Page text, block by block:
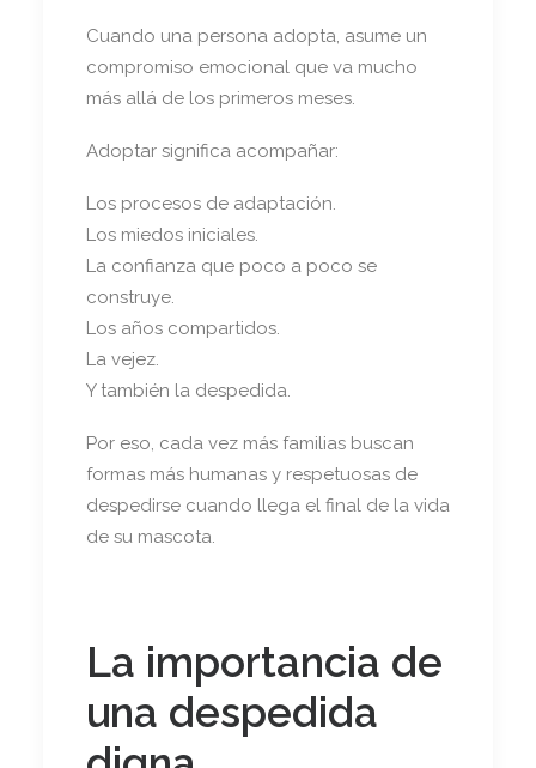
Cuando una persona adopta, asume un
compromiso emocional que va mucho
más allá de los primeros meses.
Adoptar significa acompañar:
Los procesos de adaptación.
Los miedos iniciales.
La confianza que poco a poco se
construye.
Los años compartidos.
La vejez.
Y también la despedida.
Por eso, cada vez más familias buscan
formas más humanas y respetuosas de
despedirse cuando llega el final de la vida
de su mascota.
La importancia de
una despedida